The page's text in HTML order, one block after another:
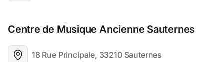
Centre de Musique Ancienne Sauternes
18 Rue Principale, 33210 Sauternes